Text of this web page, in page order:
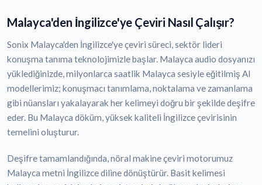
Malayca'den İngilizce'ye Çeviri Nasıl Çalışır?
Sonix Malayca'den İngilizce'ye çeviri süreci, sektör lideri
konuşma tanıma teknolojimizle başlar. Malayca audio dosyanızı
yüklediğinizde, milyonlarca saatlik Malayca sesiyle eğitilmiş AI
modellerimiz; konuşmacı tanımlama, noktalama ve zamanlama
gibi nüansları yakalayarak her kelimeyi doğru bir şekilde deşifre
eder. Bu Malayca döküm, yüksek kaliteli İngilizce çevirisinin
temelini oluşturur.
Deşifre tamamlandığında, nöral makine çeviri motorumuz
Malayca metni İngilizce diline dönüştürür. Basit kelimesi